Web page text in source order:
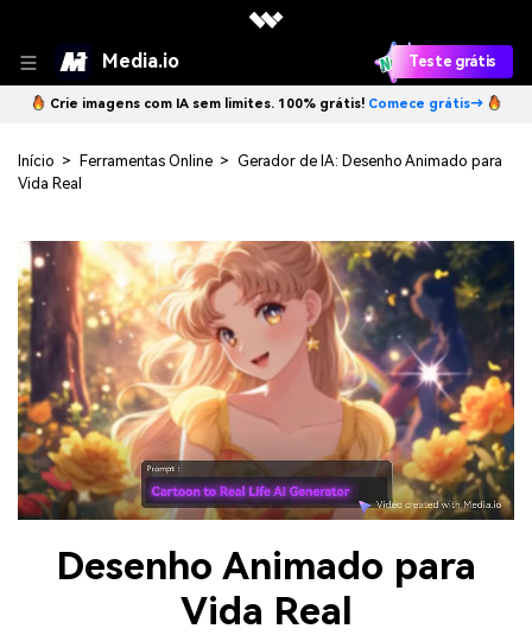
Media.io Teste grátis
Crie imagens com IA sem limites. 100% grátis! Comece grátis→
Início > Ferramentas Online > Gerador de IA: Desenho Animado para
Vida Real
Desenho Animado para
Vida Real